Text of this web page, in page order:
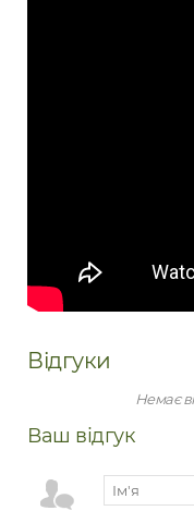
Відгуки
Немає
Ваш відгук